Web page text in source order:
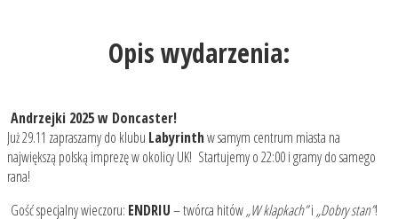
Opis wydarzenia:
Andrzejki 2025 w Doncaster!
Już 29.11 zapraszamy do klubu Labyrinthw samym centrum miasta na
największą polską imprezę w okolicy UK! Startujemy o 22:00 i gramy do samego
rana!
Gość specjalny wieczoru: ENDRIU– twórca hitów„W klapkach”i „Dobry stan”!